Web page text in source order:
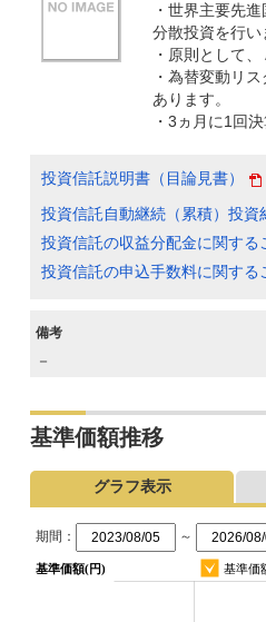
・世界主要先
分散投資を行い
・原則として
・為替変動リ
あります。
・3ヵ月に1回
投資信託説明書（目論見書）
投資信託自動継続（累積）投資
投資信託の収益分配金に関する
投資信託の申込手数料に関する
備考
－
基準価額推移
グラフ表示
期間： ～
基準価額(円) 基準価